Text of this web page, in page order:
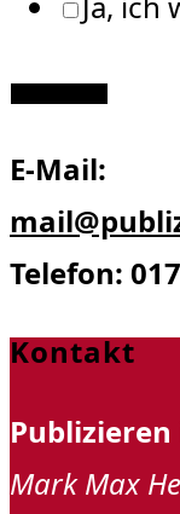
E-Mail:
Telefon:
Kontakt
Mark Max